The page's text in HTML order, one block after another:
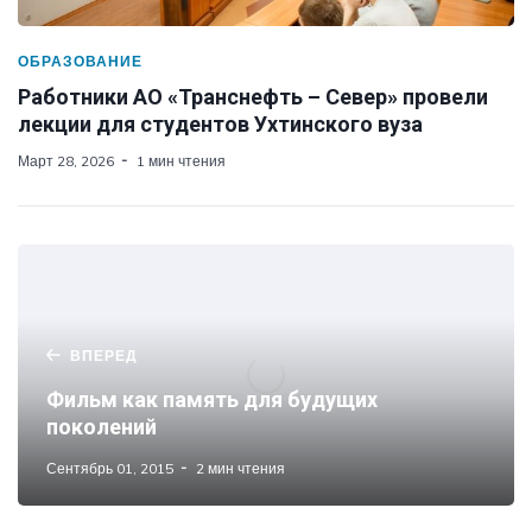
ОБРАЗОВАНИЕ
Работники АО «Транснефть – Север» провели
лекции для студентов Ухтинского вуза
Март 28, 2026 1 мин чтения
ВПЕРЕД
Фильм как память для будущих
поколений
Сентябрь 01, 2015 2 мин чтения